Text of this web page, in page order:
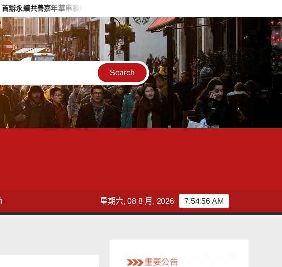
華串聯經貿與公益力量
7:54:57 AM
星期六, 08 8 月, 2026